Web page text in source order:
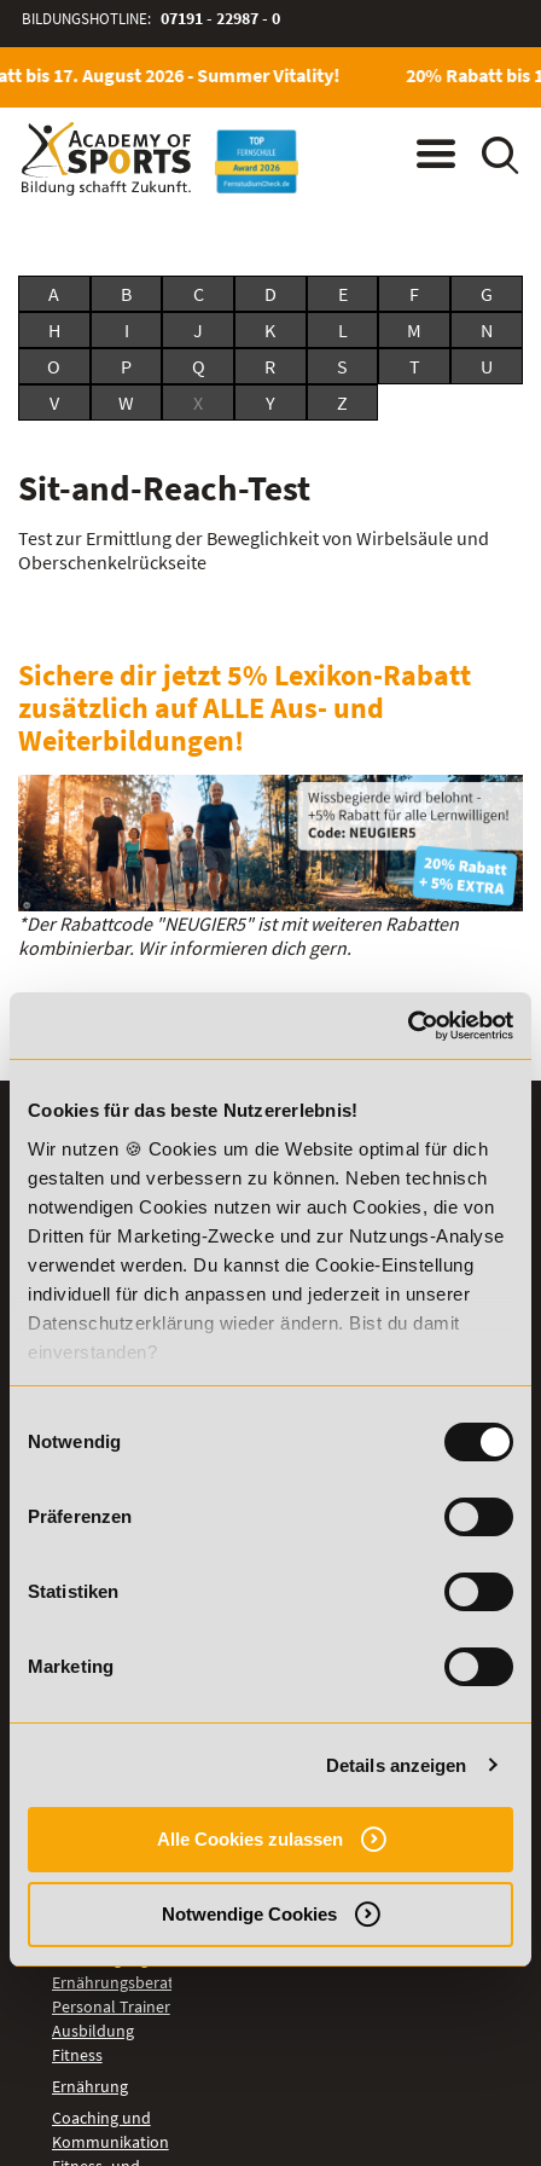
Cookies für das beste Nutzererlebnis!
Wir nutzen 🍪 Cookies um die Website optimal für dich
gestalten und verbessern zu können. Neben technisch
notwendigen Cookies nutzen wir auch Cookies, die von
Dritten für Marketing-Zwecke und zur Nutzungs-Analyse
verwendet werden. Du kannst die Cookie-Einstellung
individuell für dich anpassen und jederzeit in unserer
Datenschutzerklärung wieder ändern. Bist du damit
einverstanden?
Notwendig
Präferenzen
Statistiken
Marketing
Details anzeigen
Alle Cookies zulassen
Notwendige Cookies
BILDUNGSHOTLINE: 07191 - 22987 - 0
bis 17. August 2026 - Summer Vitality! 20% Rabatt bis
A B C D E F
G
H
I J K L M
N
O
P Q R S T
U
V
W X Y Z
Sit-and-Reach-Test
Test zur Ermittlung der Beweglichkeit von Wirbelsäule und
Oberschenkelrückseite
Sichere dir jetzt 5% Lexikon-Rabatt
zusätzlich auf ALLE Aus- und
Weiterbildungen!
*Der Rabattcode "NEUGIER5" ist mit weiteren Rabatten
kombinierbar. Wir informieren dich gern.
Es gibt keine Einträge mit diesem Anfangsbuchstaben.
07191-22987-0
WhatsApp:
+49 (0) 7191 9513201
Academy of Sports GmbH
Willy-Brandt-Platz 2
71522
Backnang
Erreichbarkeit:
Montag bis Donnerstag: 8:00 - 19:00 Uhr
widerrufen
Die Academy
Lehr- und
Lernmethoden
PreisFAIRsprechen
Online Campus
Bring a Friend
Partnerprogramm
der Academy of
Stellenangebote
Weiterbildungen
LEHRGÄNGE
und B-Lizenz
Ernährungsberater
Personal Coach
werden
Mentaltrainer
BILDUNGSBEREICHE
Ernährungsberater
Personal Trainer
Ausbildung
Fitness
Ernährung
Coaching und
Kommunikation